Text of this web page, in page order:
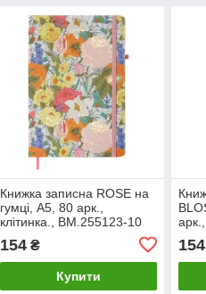
Книжка записна ROSE на
гумці, А5, 80 арк.,
клітинка., BM.255123-10
154₴
Купити
154